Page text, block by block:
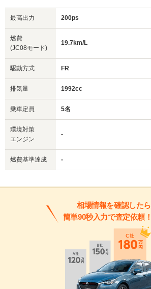
最高出力 200ps
燃費
(JC08モード)
19.7km/L
駆動方式 FR
排気量 1992cc
乗車定員 5名
環境対策
エンジン
-
燃費基準達成 -
相場情報を確認したら
簡単90秒入力で査定依頼！